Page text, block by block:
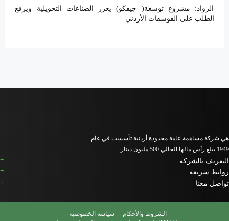
الرواد: مشروع توسعة( جيفكو) يعزز الصناعات التحويلية ويرفع
الطلب على الفوسفات الأردني
هي شركة مساهمة عامة محدودة أردنية تأسست في عام
1949 يبلغ رأس مالها الحالي 500 مليون دينار.
التعريف بالشركة
روابط سريعة
تواصل معنا
الشروط والأحكام
سياسة الخصوصية